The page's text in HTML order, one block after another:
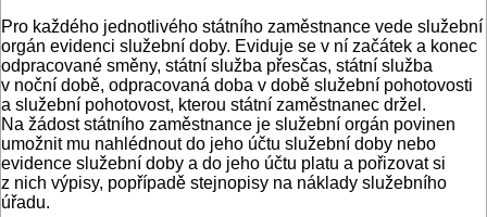
Pro každého jednotlivého státního zaměstnance vede služební
orgán evidenci služební doby. Eviduje se v ní začátek a konec
odpracované směny, státní služba přesčas, státní služba
v noční době, odpracovaná doba v době služební pohotovosti
a služební pohotovost, kterou státní zaměstnanec držel.
Na žádost státního zaměstnance je služební orgán povinen
umožnit mu nahlédnout do jeho účtu služební doby nebo
evidence služební doby a do jeho účtu platu a pořizovat si
z nich výpisy, popřípadě stejnopisy na náklady služebního
úřadu.